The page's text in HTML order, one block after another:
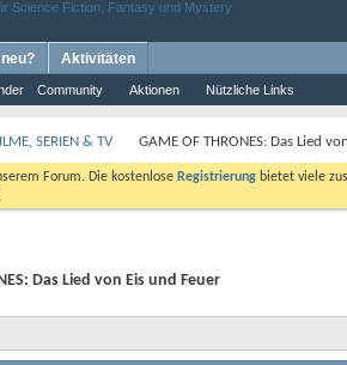
Community Aktionen Nützliche Links
Aktivitäten
SERIEN & TV GAME OF THRONES: Das Lied
Forum. Die kostenlose Registrierung bietet viele
Das Lied von Eis und Feuer